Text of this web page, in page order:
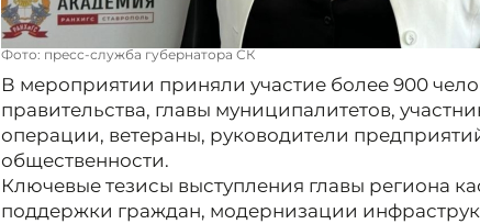
Фото: пресс-служба губернатора СК
В мероприятии приняли участие более 900
правительства, главы муниципалитетов,
операции, ветераны, руководители
общественности.
Ключевые тезисы выступления главы региона
поддержки граждан, модернизации